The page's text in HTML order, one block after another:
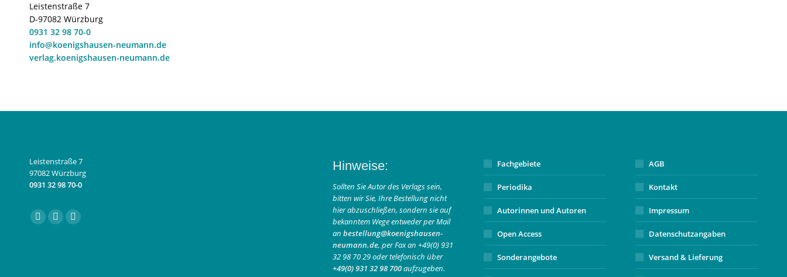
Leistenstraße 7
D-97082 Würzburg
0931 32 98 70-0
info@koenigshausen-neumann.de
verlag.koenigshausen-neumann.de
Leistenstraße 7
97082 Würzburg
0931 32 98 70-0
Finden Sie uns auf:
FacebookInstagram
E-
Hinweise:
Sollten Sie Autor des Verlags sein,
bitten wir Sie, Ihre Bestellung nicht
hier abzuschließen, sondern sie auf
bekanntem Wege entweder per Mail
an bestellung@koenigshausen-
neumann.de, per Fax an +49(0) 931
32 98 70 29 oder telefonisch über
+49(0) 931 32 98 700aufzugeben.
Fachgebiete
Periodika
Autorinnen und Autoren
Open Access
Sonderangebote
AGB
Kontakt
Impressum
Datenschutzangaben
Versand & Lieferung